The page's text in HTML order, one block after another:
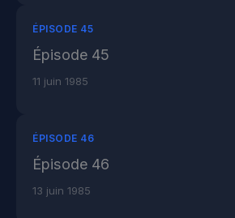
ÉPISODE 45
Épisode 45
11 juin 1985
ÉPISODE 46
Épisode 46
13 juin 1985